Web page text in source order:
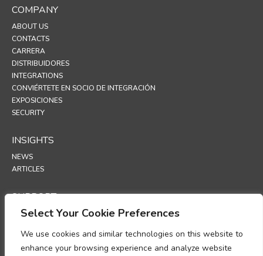
Select Your Cookie Preferences
We use cookies and similar technologies on this website to
enhance your browsing experience and analyze website
COMPANY
ABOUT US
CONTACTS
CARRERA
DISTRIBUIDORES
INTEGRATIONS
CONVIÉRTETE EN SOCIO DE INTEGRACIÓN
EXPOSICIONES
SECURITY
INSIGHTS
NEWS
ARTICLES
SUPPORT
TECHNICAL PORTAL
POLICIES